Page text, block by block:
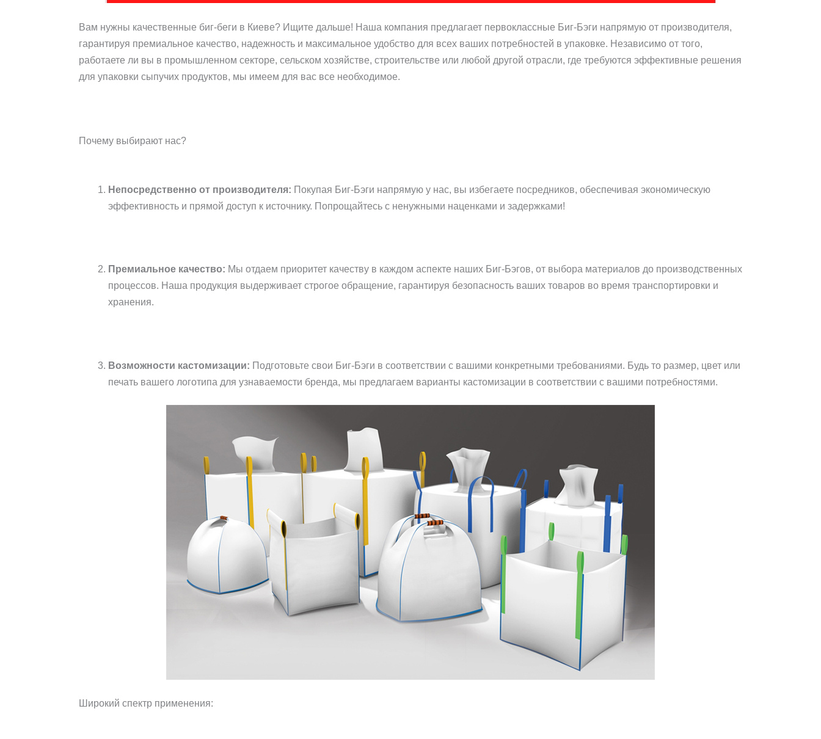
Вам нужны качественные биг-беги в Киеве? Ищите дальше! Наша компания предлагает первоклассные Биг-Бэги напрямую от производителя,
гарантируя премиальное качество, надежность и максимальное удобство для всех ваших потребностей в упаковке. Независимо от того,
работаете ли вы в промышленном секторе, сельском хозяйстве, строительстве или любой другой отрасли, где требуются эффективные решения
для упаковки сыпучих продуктов, мы имеем для вас все необходимое.
Почему выбирают нас?
Непосредственно от производителя: Покупая Биг-Бэги напрямую у нас, вы избегаете посредников, обеспечивая экономическую
эффективность и прямой доступ к источнику. Попрощайтесь с ненужными наценками и задержками!
Премиальное качество: Мы отдаем приоритет качеству в каждом аспекте наших Биг-Бэгов, от выбора материалов до производственных
процессов. Наша продукция выдерживает строгое обращение, гарантируя безопасность ваших товаров во время транспортировки и
хранения.
Возможности кастомизации: Подготовьте свои Биг-Бэги в соответствии с вашими конкретными требованиями. Будь то размер, цвет или
печать вашего логотипа для узнаваемости бренда, мы предлагаем варианты кастомизации в соответствии с вашими потребностями.
Широкий спектр применения: